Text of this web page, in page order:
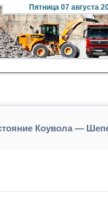
Пятница07 августа
Коувола —